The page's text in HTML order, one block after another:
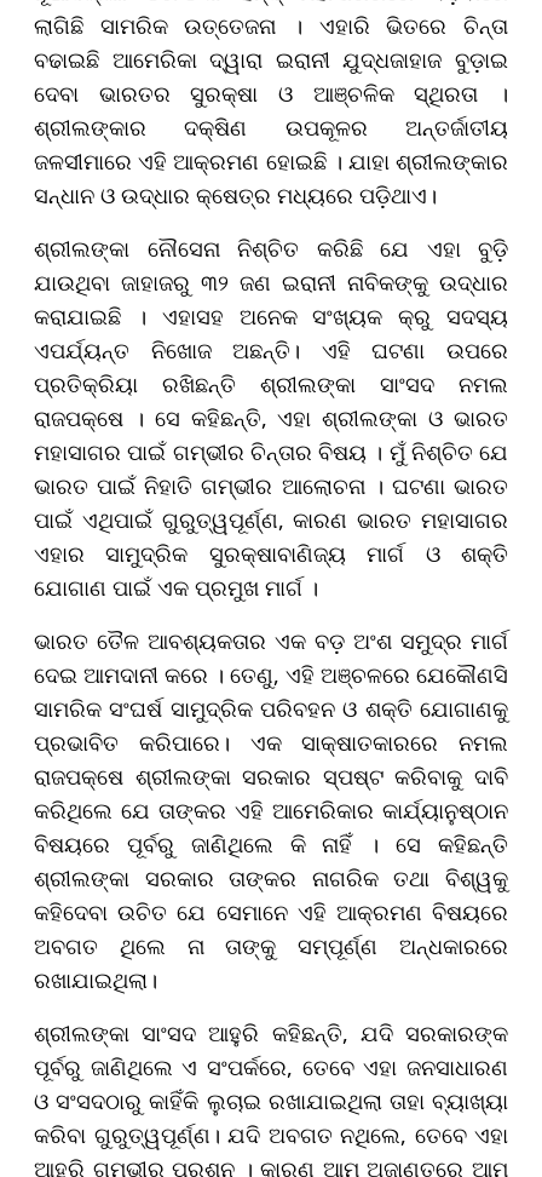
ଲାଗିଛି ସାମରିକ ଉତ୍ତେଜନା । ଏହାରି ଭିତରେ ଚିନ୍ତା
ବଢାଇଛି ଆମେରିକା ଦ୍ୱାରା ଇରାନୀ ଯୁଦ୍ଧଜାହାଜ ବୁଡ଼ାଇ
ଦେବା ଭାରତର ସୁରକ୍ଷା ଓ ଆଞ୍ଚଳିକ ସ୍ଥିରତା ।
ଶ୍ରୀଲଙ୍କାର ଦକ୍ଷିଣ ଉପକୂଳର ଅନ୍ତର୍ଜାତୀୟ
ଜଳସୀମାରେ ଏହି ଆକ୍ରମଣ ହୋଇଛି । ଯାହା ଶ୍ରୀଲଙ୍କାର
ସନ୍ଧାନ ଓ ଉଦ୍ଧାର କ୍ଷେତ୍ର ମଧ୍ୟରେ ପଡ଼ିଥାଏ।
ଶ୍ରୀଲଙ୍କା ନୌସେନା ନିଶ୍ଚିତ କରିଛି ଯେ ଏହା ବୁଡ଼ି
ଯାଉଥିବା ଜାହାଜରୁ ୩୨ ଜଣ ଇରାନୀ ନାବିକଙ୍କୁ ଉଦ୍ଧାର
କରାଯାଇଛି । ଏହାସହ ଅନେକ ସଂଖ୍ୟକ କ୍ରୁ ସଦସ୍ୟ
ଏପର୍ଯ୍ୟନ୍ତ ନିଖୋଜ ଅଛନ୍ତି। ଏହି ଘଟଣା ଉପରେ
ପ୍ରତିକ୍ରିୟା ରଖିଛନ୍ତି ଶ୍ରୀଲଙ୍କା ସାଂସଦ ନମଲ
ରାଜପକ୍ଷେ । ସେ କହିଛନ୍ତି, ଏହା ଶ୍ରୀଲଙ୍କା ଓ ଭାରତ
ମହାସାଗର ପାଇଁ ଗମ୍ଭୀର ଚିନ୍ତାର ବିଷୟ । ମୁଁ ନିଶ୍ଚିତ ଯେ
ଭାରତ ପାଇଁ ନିହାତି ଗମ୍ଭୀର ଆଲୋଚନା । ଘଟଣା ଭାରତ
ପାଇଁ ଏଥିପାଇଁ ଗୁରୁତ୍ୱପୂର୍ଣ୍ଣ, କାରଣ ଭାରତ ମହାସାଗର
ଏହାର ସାମୁଦ୍ରିକ ସୁରକ୍ଷାବାଣିଜ୍ୟ ମାର୍ଗ ଓ ଶକ୍ତି
ଯୋଗାଣ ପାଇଁ ଏକ ପ୍ରମୁଖ ମାର୍ଗ ।
ଭାରତ ତୈଳ ଆବଶ୍ୟକତାର ଏକ ବଡ଼ ଅଂଶ ସମୁଦ୍ର ମାର୍ଗ
ଦେଇ ଆମଦାନୀ କରେ । ତେଣୁ, ଏହି ଅଞ୍ଚଳରେ ଯେକୌଣସି
ସାମରିକ ସଂଘର୍ଷ ସାମୁଦ୍ରିକ ପରିବହନ ଓ ଶକ୍ତି ଯୋଗାଣକୁ
ପ୍ରଭାବିତ କରିପାରେ। ଏକ ସାକ୍ଷାତକାରରେ ନମଲ
ରାଜପକ୍ଷେ ଶ୍ରୀଲଙ୍କା ସରକାର ସ୍ପଷ୍ଟ କରିବାକୁ ଦାବି
କରିଥିଲେ ଯେ ତାଙ୍କର ଏହି ଆମେରିକାର କାର୍ଯ୍ୟାନୁଷ୍ଠାନ
ବିଷୟରେ ପୂର୍ବରୁ ଜାଣିଥିଲେ କି ନାହିଁ । ସେ କହିଛନ୍ତି
ଶ୍ରୀଲଙ୍କା ସରକାର ତାଙ୍କର ନାଗରିକ ତଥା ବିଶ୍ୱକୁ
କହିଦେବା ଉଚିତ ଯେ ସେମାନେ ଏହି ଆକ୍ରମଣ ବିଷୟରେ
ଅବଗତ ଥିଲେ ନା ତାଙ୍କୁ ସମ୍ପୂର୍ଣ୍ଣ ଅନ୍ଧକାରରେ
ରଖାଯାଇଥିଲା।
ଶ୍ରୀଲଙ୍କା ସାଂସଦ ଆହୁରି କହିଛନ୍ତି, ଯଦି ସରକାରଙ୍କ
ପୂର୍ବରୁ ଜାଣିଥିଲେ ଏ ସଂପର୍କରେ, ତେବେ ଏହା ଜନସାଧାରଣ
ଓ ସଂସଦଠାରୁ କାହିଁକି ଲୁଚାଇ ରଖାଯାଇଥିଲା ତାହା ବ୍ୟାଖ୍ୟା
କରିବା ଗୁରୁତ୍ୱପୂର୍ଣ୍ଣ। ଯଦି ଅବଗତ ନଥିଲେ, ତେବେ ଏହା
ଆହୁରି ଗମ୍ଭୀର ପ୍ରଶ୍ନ । କାରଣ ଆମ ଅଜାଣତରେ ଆମ